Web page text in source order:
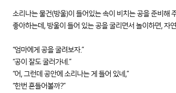
소리나는 물건(방울)이 들어있는 속이 비치는 공을 준비해
좋아하는데, 방울이 들어 있는 공을 굴리면서 놀이하면, 자
“엄마에게 공을 굴려보자.”
“공이 잘도 굴러가네.”
“어, 그런데 공안에 소리나는 게 들어 있네,”
“한번 흔들어볼까?”